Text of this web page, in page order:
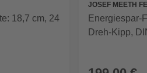
18,7 cm, 24
JOSEF MEETH
Energiespar-
Dreh-Kipp,